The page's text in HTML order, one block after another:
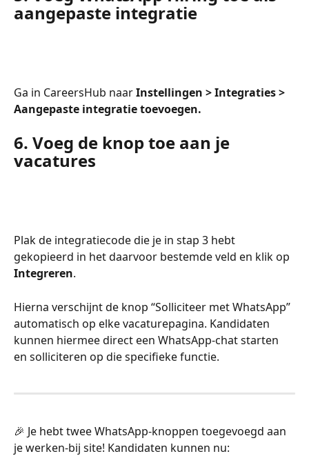
aangepaste integratie
Ga in CareersHub naar Instellingen > Integraties >
Aangepaste integratie toevoegen.
6. Voeg de knop toe aan je
vacatures
Plak de integratiecode die je in stap 3 hebt
gekopieerd in het daarvoor bestemde veld en klik op
Integreren.
Hierna verschijnt de knop “Solliciteer met WhatsApp”
automatisch op elke vacaturepagina. Kandidaten
kunnen hiermee direct een WhatsApp-chat starten
en solliciteren op die specifieke functie.
🎉 Je hebt twee WhatsApp-knoppen toegevoegd aan
je werken-bij site! Kandidaten kunnen nu: